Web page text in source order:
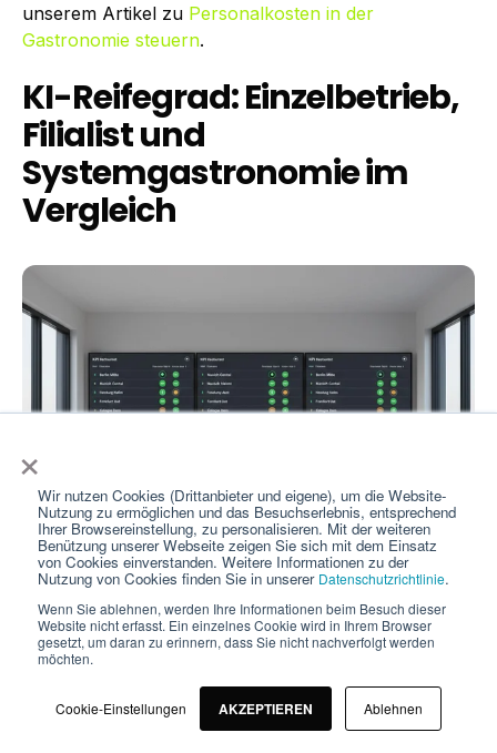
×
Wir nutzen Cookies (Drittanbieter und eigene), um die Website-
Nutzung zu ermöglichen und das Besuchserlebnis, entsprechend
Ihrer Browsereinstellung, zu personalisieren. Mit der weiteren
Benützung unserer Webseite zeigen Sie sich mit dem Einsatz
von Cookies einverstanden. Weitere Informationen zu der
Nutzung von Cookies finden Sie in unserer Datenschutzrichtlinie.
Wenn Sie ablehnen, werden Ihre Informationen beim Besuch dieser
Website nicht erfasst. Ein einzelnes Cookie wird in Ihrem Browser
gesetzt, um daran zu erinnern, dass Sie nicht nachverfolgt werden
möchten.
Cookie-Einstellungen AKZEPTIEREN Ablehnen
unserem Artikel zu Personalkosten in der
Gastronomie steuern.
KI-Reifegrad: Einzelbetrieb,
Filialist und
Systemgastronomie im
Vergleich
Welche KI realistisch nutzbar ist, hängt weniger vom
Anbieter ab als von Ihrer Betriebsgröße und
Datenreife. Drei Stufen lassen sich klar
unterscheiden, und sie unterscheiden sich nicht nur
quantitativ, sondern qualitativ in den Anforderungen.